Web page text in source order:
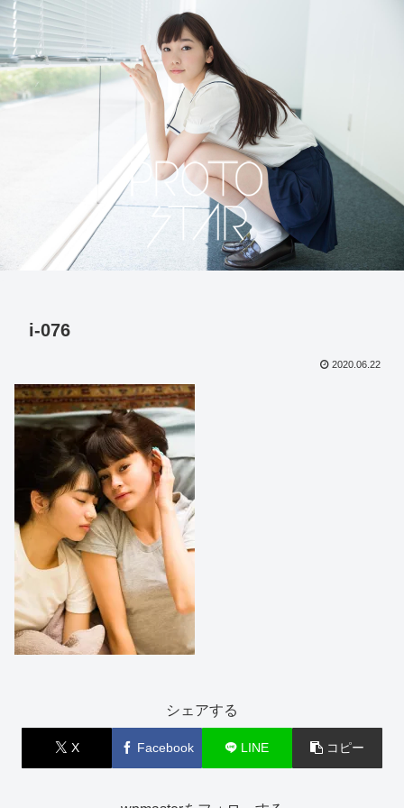
i-076
2020.06.22
シェアする
X Facebook LINE コピー